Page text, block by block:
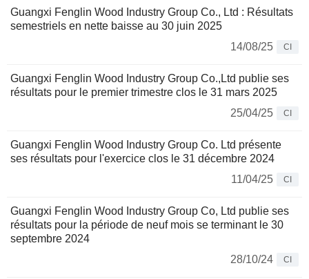
Guangxi Fenglin Wood Industry Group Co., Ltd : Résultats
semestriels en nette baisse au 30 juin 2025
14/08/25
CI
Guangxi Fenglin Wood Industry Group Co.,Ltd publie ses
résultats pour le premier trimestre clos le 31 mars 2025
25/04/25
CI
Guangxi Fenglin Wood Industry Group Co. Ltd présente
ses résultats pour l'exercice clos le 31 décembre 2024
11/04/25
CI
Guangxi Fenglin Wood Industry Group Co, Ltd publie ses
résultats pour la période de neuf mois se terminant le 30
septembre 2024
28/10/24
CI